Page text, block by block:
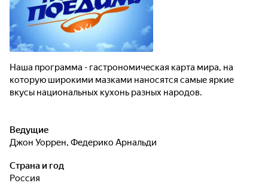
Наша программа - гастрономическая карта мира, на
которую широкими мазками наносятся самые яркие
вкусы национальных кухонь разных народов.
Ведущие
Джон Уоррен, Федерико Арнальди
Страна и год
Россия